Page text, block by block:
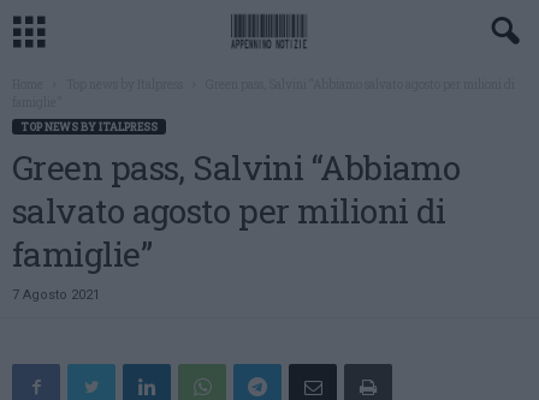
TOP NEWS BY ITALPRESS
Green pass, Salvini “Abbiamo
salvato agosto per milioni di
famiglie”
7 Agosto 2021